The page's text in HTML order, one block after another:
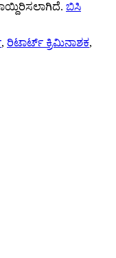
ಕಾಯ್ದಿರಿಸಲಾಗಿದೆ. ಬಿಸಿ
, ರಿಟಾರ್ಟ್ ಕ್ರಿಮಿನಾಶಕ,